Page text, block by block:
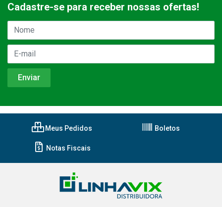
Cadastre-se para receber nossas ofertas!
Meus Pedidos Boletos
Notas Fiscais